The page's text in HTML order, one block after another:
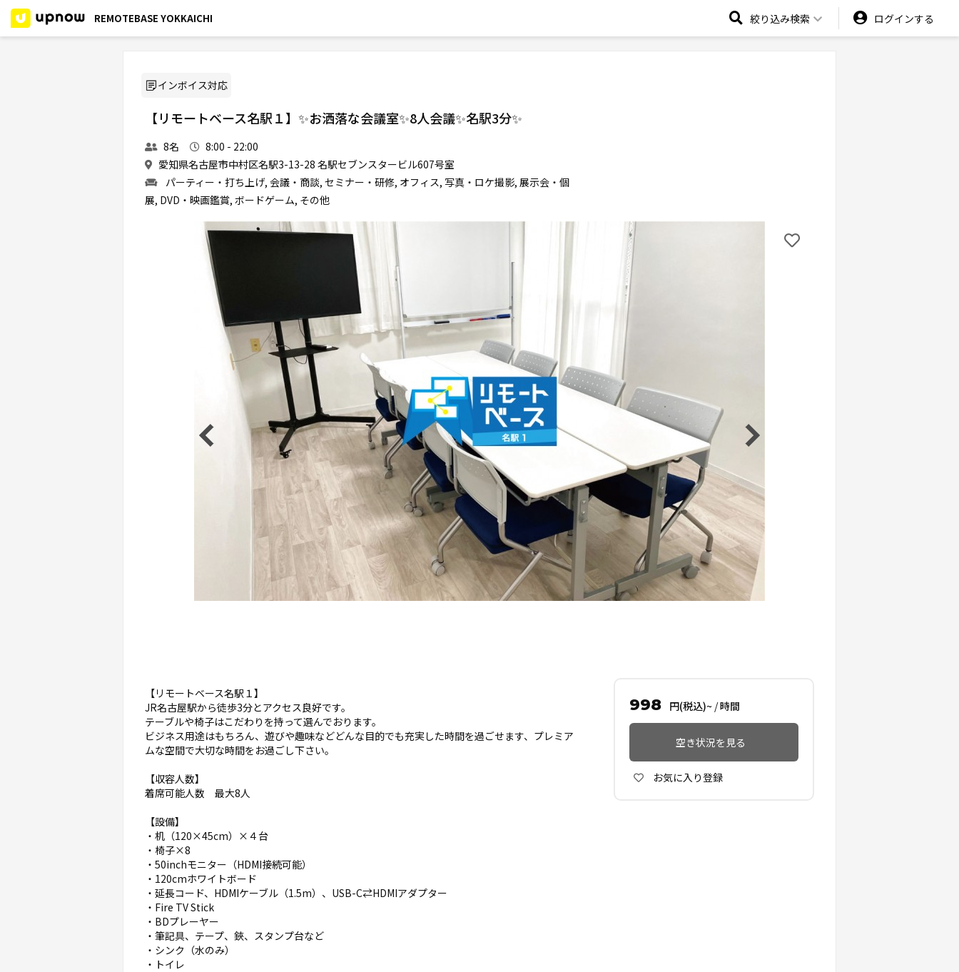
REMOTEBASE YOKKAICHI 絞り込み検索 ログインする
インボイス対応
【リモートベース名駅１】✨お洒落な会議室✨8人会議✨名駅3分✨
8名
8:00 - 22:00
愛知県名古屋市中村区名駅3-13-28 名駅セブンスタービル607号室
パーティー・打ち上げ, 会議・商談, セミナー・研修, オフィス, 写真・ロケ撮影, 展示会・個
展, DVD・映画鑑賞, ボードゲーム, その他
【リモートベース名駅１】
JR名古屋駅から徒歩3分とアクセス良好です。
テーブルや椅子はこだわりを持って選んでおります。
ビジネス用途はもちろん、遊びや趣味などどんな目的でも充実した時間を過ごせます、プレミア
ムな空間で大切な時間をお過ごし下さい。
【収容人数】
着席可能人数 最大8人
【設備】
・机（120×45cm）×４台
・椅子×8
・50inchモニター（HDMI接続可能）
・120cmホワイトボード
・延長コード、HDMIケーブル（1.5m）、USB-C⇄HDMIアダプター
・Fire TV Stick
・BDプレーヤー
・筆記具、テープ、鋏、スタンプ台など
・シンク（水のみ）
・トイレ
998 円(税込)~/時間
空き状況を見る
お気に入り登録